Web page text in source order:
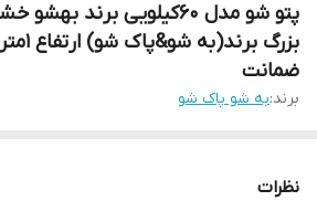
پتو شو مدل ۶۰کیلویی برند
ضمانت
برند:به شو پاک شو
نظرات